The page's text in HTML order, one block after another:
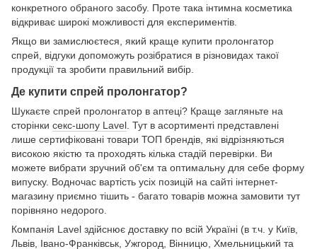
конкретного обраного засобу. Проте така інтимна косметика
відкриває широкі можливості для експериментів.
Якщо ви замислюєтеся, який краще купити пролонгатор
спрей, відгуки допоможуть розібратися в різновидах такої
продукції та зробити правильний вибір.
Де купити спрей пролонгатор?
Шукаєте спрей пролонгатор в аптеці? Краще загляньте на
сторінки секс-шопу Lavel . Тут в асортименті представлені
лише сертифіковані товари ТОП брендів, які відрізняються
високою якістю та проходять кілька стадій перевірки. Ви
можете вибрати зручний об'єм та оптимальну для себе форму
випуску. Водночас вартість усіх позицій на сайті інтернет-
магазину приємно тішить - багато товарів можна замовити тут
порівняно недорого.
Компанія Lavel здійснює доставку по всій Україні (в т.ч. у Київ,
Львів, Івано-Франківськ, Ужгород, Вінницю, Хмельницький та